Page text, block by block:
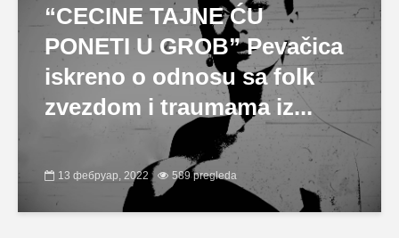
“CECINE TAJNE ĆU
PONETI U GROB” Pevačica
iskreno o odnosu sa folk
zvezdom i traumama iz...
13 фебруар, 2022 589 pregleda